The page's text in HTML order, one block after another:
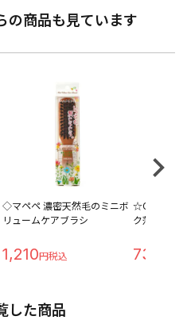
の商品も見ています
◇マペペ 濃密天然毛のミニボ
リュームケアブラシ
1,210
☆COW
ク落とし オ
731
した商品